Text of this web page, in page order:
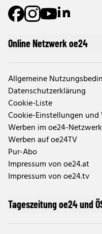
Online Netzwerk oe24
Allgemeine
Datenschutzerklärung
Cookie-Liste
Cookie-Einstellungen
Werben im oe24-Netzwerk
Werben auf oe24TV
Pur-Abo
Impressum von oe24.at
Impressum von oe24.tv
Tageszeitung oe24 und